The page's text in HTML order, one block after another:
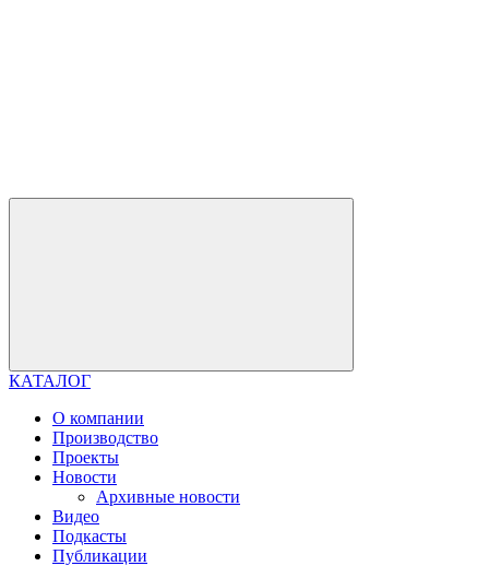
КАТАЛОГ
О компании
Производство
Проекты
Новости
Архивные новости
Видео
Подкасты
Публикации